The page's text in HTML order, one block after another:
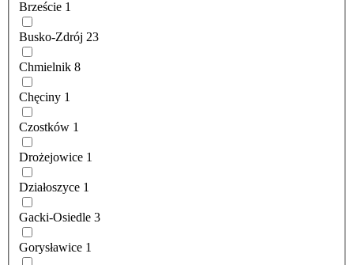
Brzeście 1
Busko-Zdrój 23
Chmielnik 8
Chęciny 1
Czostków 1
Drożejowice 1
Działoszyce 1
Gacki-Osiedle 3
Gorysławice 1